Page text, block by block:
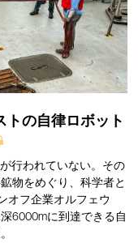
トの自律ロボット
行われていない。その
物をめぐり、科学者と
オフ企業オルフェウ
6000mに到達できる自